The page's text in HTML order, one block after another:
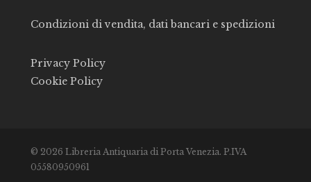
Condizioni di vendita, dati bancari e spedizioni
Privacy Policy
Cookie Policy
© 2026 Libreria Antiquaria di Porta Venezia. P.IVA
05580950961